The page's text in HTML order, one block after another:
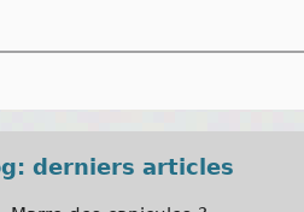
derniers articles